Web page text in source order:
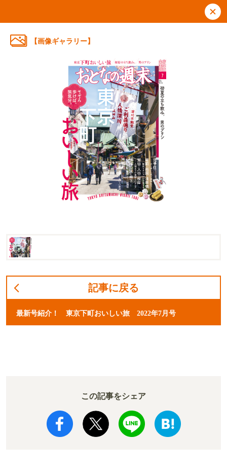
【画像ギャラリー】
記事に戻る
最新号紹介！ 東京下町おいしい旅 2022年7月号
この記事をシェア